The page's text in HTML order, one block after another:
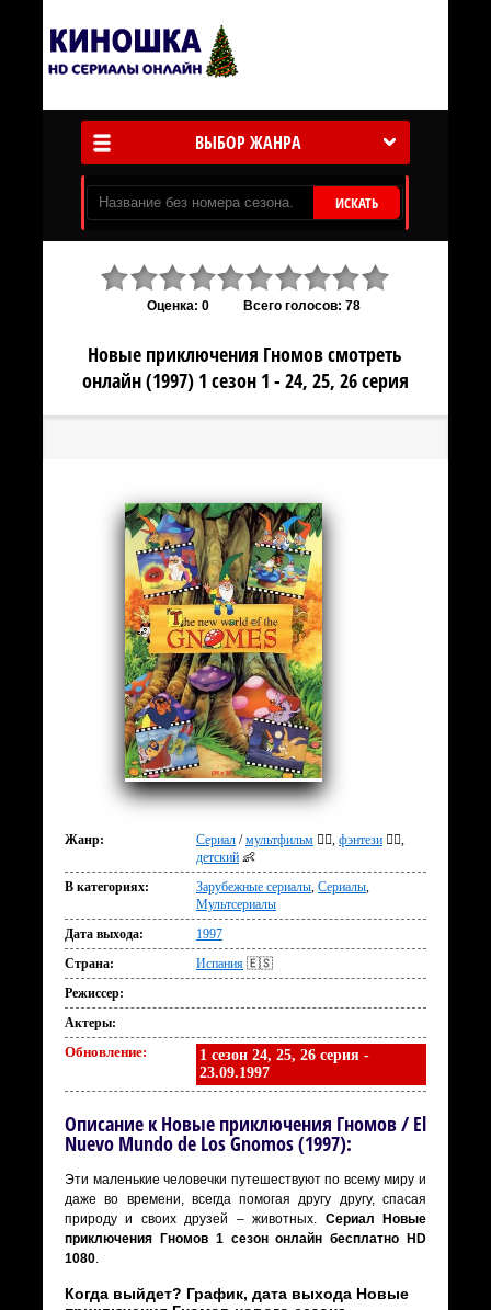
ВЫБОР ЖАНРА
ИСКАТЬ
Оценка: 0 Всего голосов: 78
Новые приключения Гномов смотреть
онлайн (1997) 1 сезон 1 - 24, 25, 26 серия
Жанр: Сериал /мультфильм 🧚‍♀️ фэнтези 🧝‍♂️
детский 👶
В категориях:
Зарубежные сериалы Сериалы
Мультсериалы
Дата выхода:
1997
Страна:
Испания 🇪🇸
Режиссер:
Актеры:
Обновление:
1 сезон 24, 25, 26 серия -
23.09.1997
Описание к Новые приключения Гномов / El
Nuevo Mundo de Los Gnomos (1997):
Эти маленькие человечки путешествуют по всему миру и
даже во времени, всегда помогая другу другу, спасая
природу и своих друзей – животных. Сериал Новые
приключения Гномов 1 сезон онлайн бесплатно HD
1080
Когда выйдет? График, дата выхода Новые